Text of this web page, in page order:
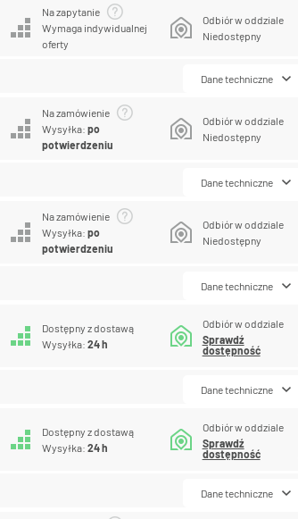
Na zapytanie
Wymaga indywidualnej
oferty
Odbiór w oddziale
Niedostępny
Dane techniczne
Na zamówienie
Wysyłka:po
potwierdzeniu
Odbiór w oddziale
Niedostępny
Dane techniczne
Na zamówienie
Wysyłka:po
potwierdzeniu
Odbiór w oddziale
Niedostępny
Dane techniczne
Dostępny z dostawą
Wysyłka:24 h
Odbiór w oddziale
Sprawdź
dostępność
Dane techniczne
Dostępny z dostawą
Wysyłka:24 h
Odbiór w oddziale
Sprawdź
dostępność
Dane techniczne